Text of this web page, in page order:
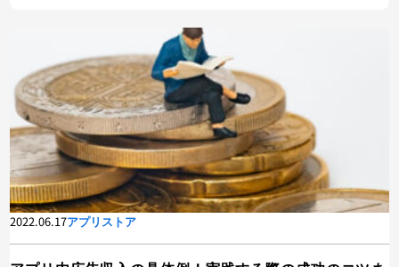
2022.06.17アプリストア